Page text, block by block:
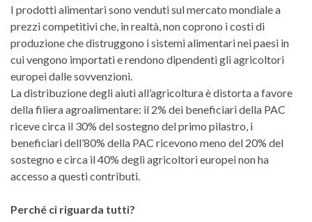
I prodotti alimentari sono venduti sul mercato mondiale a
prezzi competitivi che, in realtà, non coprono i costi di
produzione che distruggono i sistemi alimentari nei paesi in
cui vengono importati e rendono dipendenti gli agricoltori
europei dalle sovvenzioni.
La distribuzione degli aiuti all’agricoltura è distorta a favore
della filiera agroalimentare: il 2% dei beneficiari della PAC
riceve circa il 30% del sostegno del primo pilastro, i
beneficiari dell’80% della PAC ricevono meno del 20% del
sostegno e circa il 40% degli agricoltori europei non ha
accesso a questi contributi.
Perché ci riguarda tutti?